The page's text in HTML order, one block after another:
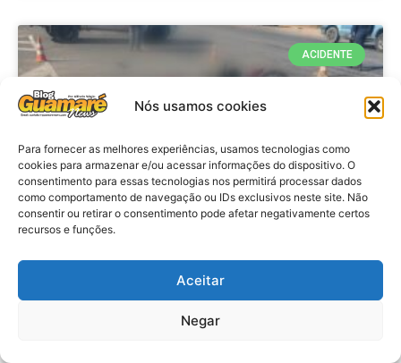
Nós usamos cookies
Para fornecer as melhores experiências, usamos tecnologias como
cookies para armazenar e/ou acessar informações do dispositivo. O
consentimento para essas tecnologias nos permitirá processar dados
como comportamento de navegação ou IDs exclusivos neste site. Não
consentir ou retirar o consentimento pode afetar negativamente certos
recursos e funções.
Aceitar
Negar
ACIDENTE
Acidente: A caminho do trabalho
professora se envolve em
acidente e vai a obito na RN 118
no Alto do Rodrigues, RN